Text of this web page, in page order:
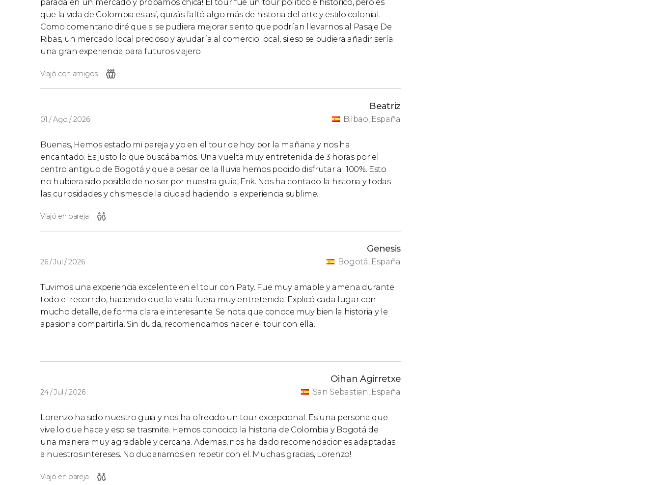
parada en un mercado y probamos chica! El tour fue un tour político e histórico, pero es
que la vida de Colombia es así, quizás faltó algo más de historia del arte y estilo colonial.
Como comentario diré que si se pudiera mejorar siento que podrían llevarnos al Pasaje De
Ribas, un mercado local precioso y ayudaría al comercio local, si eso se pudiera añadir sería
una gran experiencia para futuros viajero
Viajó con amigos
01 / Ago / 2026
Beatriz
Bilbao, España
Buenas, Hemos estado mi pareja y yo en el tour de hoy por la mañana y nos ha
encantado. Es justo lo que buscábamos. Una vuelta muy entretenida de 3 horas por el
centro antiguo de Bogotá y que a pesar de la lluvia hemos podido disfrutar al 100%. Esto
no hubiera sido posible de no ser por nuestra guía, Erik. Nos ha contado la historia y todas
las curiosidades y chismes de la ciudad haciendo la experiencia sublime.
Viajó en pareja
26 / Jul / 2026
Genesis
Bogotá, España
Tuvimos una experiencia excelente en el tour con Paty. Fue muy amable y amena durante
todo el recorrido, haciendo que la visita fuera muy entretenida. Explicó cada lugar con
mucho detalle, de forma clara e interesante. Se nota que conoce muy bien la historia y le
apasiona compartirla. Sin duda, recomendamos hacer el tour con ella.
24 / Jul / 2026
Oihan Agirretxe
San Sebastian, España
Lorenzo ha sido nuestro guia y nos ha ofrecido un tour excepcional. Es una persona que
vive lo que hace y eso se trasmite. Hemos conocico la historia de Colombia y Bogotá de
una manera muy agradable y cercana. Ademas, nos ha dado recomendaciones adaptadas
a nuestros intereses. No dudariamos en repetir con el. Muchas gracias, Lorenzo!
Viajó en pareja